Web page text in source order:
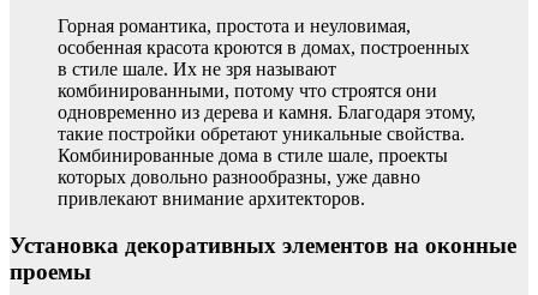
Горная романтика, простота и неуловимая,
особенная красота кроются в домах, построенных
в стиле шале. Их не зря называют
комбинированными, потому что строятся они
одновременно из дерева и камня. Благодаря этому,
такие постройки обретают уникальные свойства.
Комбинированные дома в стиле шале, проекты
которых довольно разнообразны, уже давно
привлекают внимание архитекторов.
Установка декоративных элементов на оконные
проемы